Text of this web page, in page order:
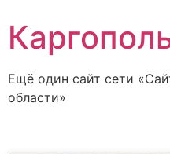
Ещё один сайт сети
области»